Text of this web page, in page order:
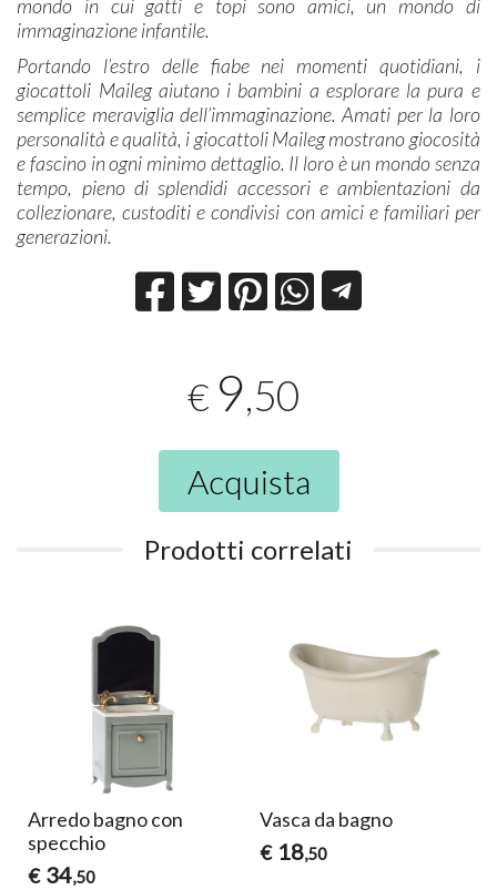
mondo in cui gatti e topi sono amici, un mondo di
immaginazione infantile.
Portando l’estro delle fiabe nei momenti quotidiani, i
giocattoli Maileg aiutano i bambini a esplorare la pura e
semplice meraviglia dell’immaginazione. Amati per la loro
personalità e qualità, i giocattoli Maileg mostrano giocosità
e fascino in ogni minimo dettaglio. Il loro è un mondo senza
tempo, pieno di splendidi accessori e ambientazioni da
collezionare, custoditi e condivisi con amici e familiari per
generazioni.
€ 9,50
Acquista
Prodotti correlati
Arredo bagno con
specchio
€ 34,50
Vasca da bagno
€ 18,50